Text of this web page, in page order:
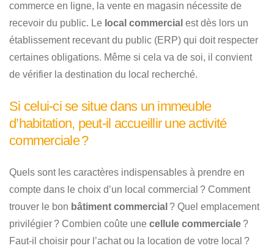
commerce en ligne, la vente en magasin nécessite de
recevoir du public. Le local commercial est dès lors un
établissement recevant du public (ERP) qui doit respecter
certaines obligations. Même si cela va de soi, il convient
de vérifier la destination du local recherché.
Si celui-ci se situe dans un immeuble
d’habitation, peut-il accueillir une activité
commerciale ?
Quels sont les caractères indispensables à prendre en
compte dans le choix d’un local commercial ? Comment
trouver le bon bâtiment commercial ? Quel emplacement
privilégier ? Combien coûte une cellule commerciale ?
Faut-il choisir pour l’achat ou la location de votre local ?